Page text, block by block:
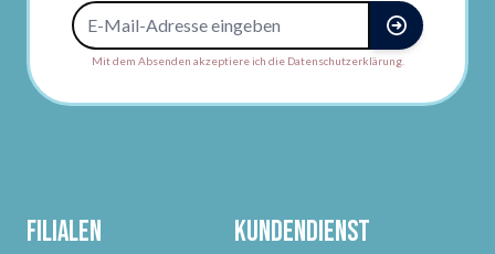
Mit dem Absenden akzeptiere ich die Datenschutzerklärung.
Filialen Kundendienst